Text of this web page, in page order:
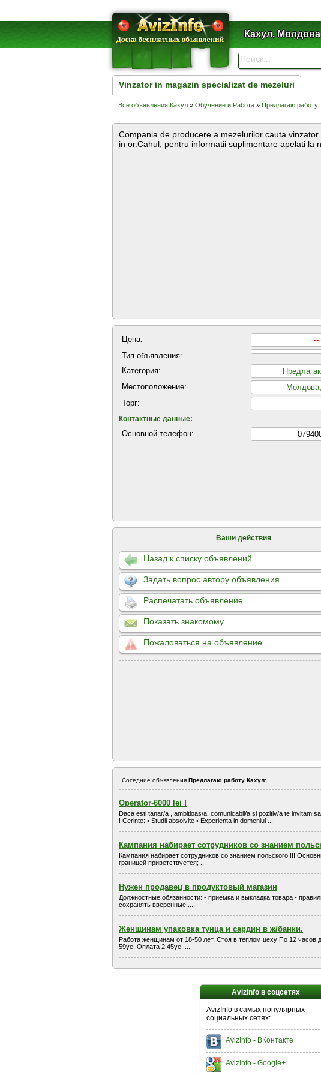
Кахул, Молдова
Vinzator in magazin specializat de mezeluri
Все объявления Кахул » Обучение и Работа » Предлагаю работу
Compania de producere a mezelurilor cauta
in or.Cahul, pentru informatii suplimentare apelati la
Цена:
--
Тип объявления:
Категория:
Местоположение:
Молдова,
Торг:
--
Контактные данные:
Основной телефон:
Ваши действия
Назад к списку объявлений
Задать вопрос автору объявления
Распечатать объявление
Показать знакомому
Пожаловаться на объявление
Соседние объявления Предлагаю работу Кахул:
Operator-6000 lei !
Daca esti tanar/a , ambitioas/a, comunicabil/a si pozitiv/a te invitam
! Cerinte: • Studii absolvite • Experienta in domeniul ...
Кампания набирает сотрудников со знанием
Кампания набирает сотрудников со знанием польского !!!
границей приветствуется; ...
Нужен продавец в продуктовый магазин
Должностные обязанности: - приемка и выкладка товара -
сохранять вверенные ...
Женщинам упаковка тунца и сардин в ж/банки.
Работа женщинам от 18-50 лет. Стоя в теплом цеху По 12 часов
59уе, Оплата 2.45уе. ...
AvizInfo в соцсетях
AvizInfo в самых популярных
социальных сетях:
AvizInfo - ВКонтакте
AvizInfo - Google+